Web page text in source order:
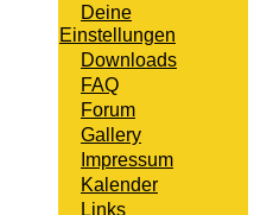
Deine
Einstellungen
Downloads
FAQ
Forum
Gallery
Impressum
Kalender
Links